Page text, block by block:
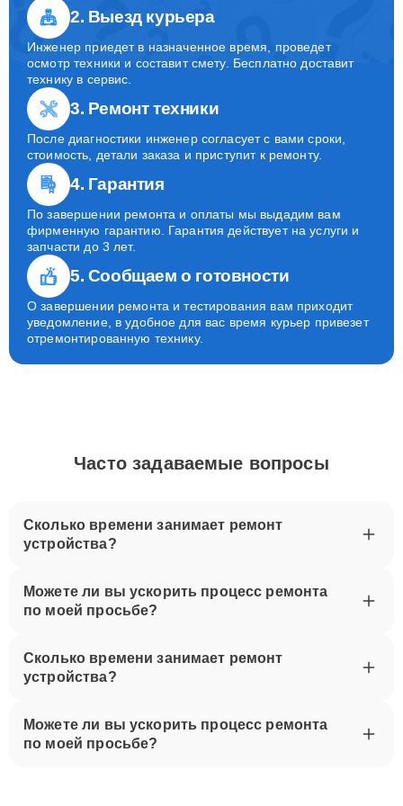
2. Выезд курьера
Инженер приедет в назначенное время, проведет
осмотр техники и составит смету. Бесплатно доставит
технику в сервис.
3. Ремонт техники
После диагностики инженер согласует с вами сроки,
стоимость, детали заказа и приступит к ремонту.
4. Гарантия
По завершении ремонта и оплаты мы выдадим вам
фирменную гарантию. Гарантия действует на услуги и
запчасти до 3 лет.
5. Сообщаем о готовности
О завершении ремонта и тестирования вам приходит
уведомление, в удобное для вас время курьер привезет
отремонтированную технику.
Часто задаваемые вопросы
Сколько времени занимает ремонт
устройства?
Можете ли вы ускорить процесс ремонта
по моей просьбе?
Сколько времени занимает ремонт
устройства?
Можете ли вы ускорить процесс ремонта
по моей просьбе?